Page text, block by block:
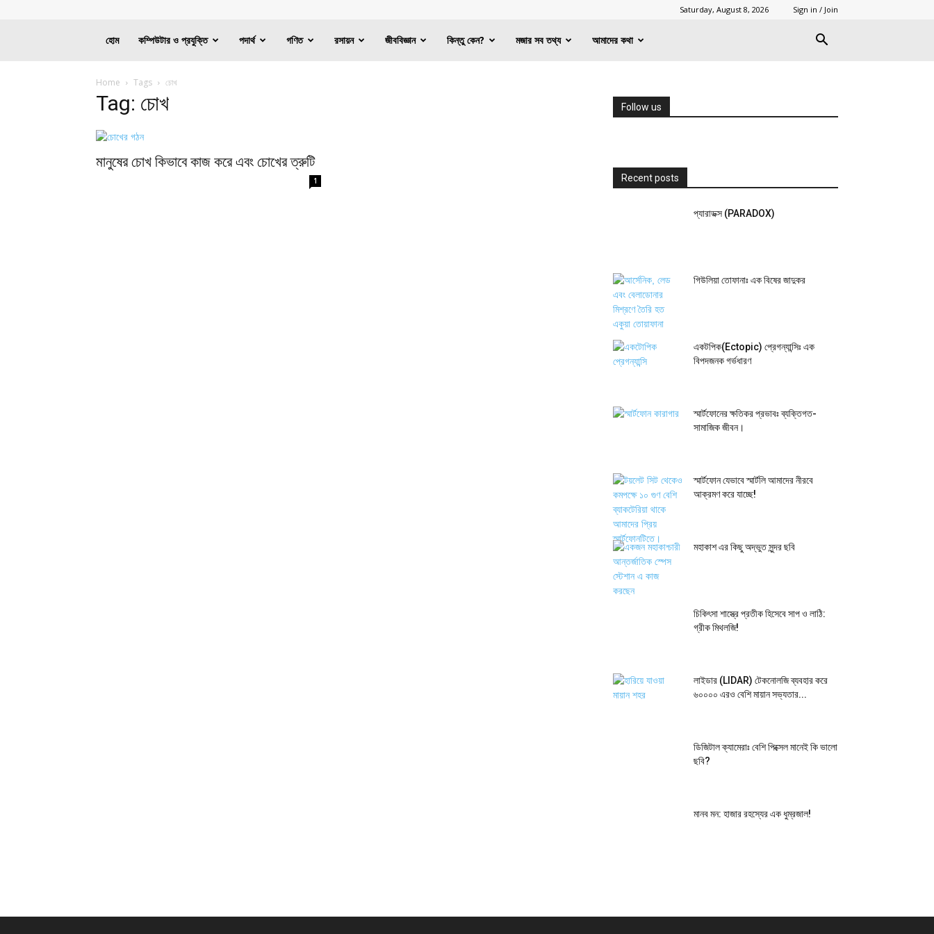
Saturday, August 8, 2026 Sign in / Join
হোম কম্পিউটার ও প্রযুক্তি পদার্থ গণিত রসায়ন জীববিজ্ঞান কিন্তু কেন? মজার সব তথ্য আমাদের কথা
Home Tags চোখ
Tag: চোখ
মানুষের চোখ কিভাবে কাজ করে এবং চোখের ত্রুটি
1
Follow us
Recent posts
প্যারাডক্স (PARADOX)
গিউলিয়া তোফানাঃ এক বিষের জাদুকর
একটপিক(Ectopic) প্রেগন্যান্সিঃ এক
বিপদজনক গর্ভধারণ
স্মার্টফোনের ক্ষতিকর প্রভাবঃ ব্যক্তিগত-
সামাজিক জীবন।
স্মার্টফোন যেভাবে স্মার্টলি আমাদের নীরবে
আক্রমণ করে যাচ্ছে!
মহাকাশ এর কিছু অদ্ভুত সুন্দর ছবি
চিকিৎসা শাস্ত্রে প্রতীক হিসেবে সাপ ও লাঠি:
গ্রীক মিথলজি!
লাইডার (LIDAR) টেকনোলজি ব্যবহার করে
৬০০০০ এরও বেশি মায়ান সভ্যতার...
ডিজিটাল ক্যামেরাঃ বেশি পিক্সেল মানেই কি ভালো
ছবি?
মানব মন: হাজার রহস্যের এক ধুম্রজাল!